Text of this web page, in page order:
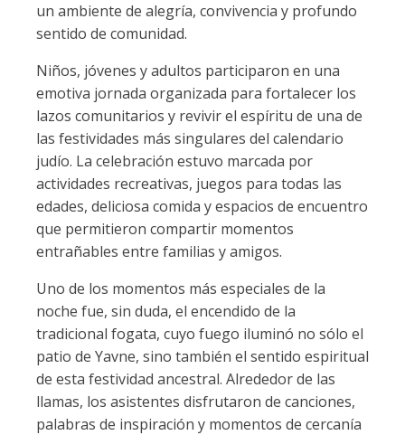
un ambiente de alegría, convivencia y profundo
sentido de comunidad.
Niños, jóvenes y adultos participaron en una
emotiva jornada organizada para fortalecer los
lazos comunitarios y revivir el espíritu de una de
las festividades más singulares del calendario
judío. La celebración estuvo marcada por
actividades recreativas, juegos para todas las
edades, deliciosa comida y espacios de encuentro
que permitieron compartir momentos
entrañables entre familias y amigos.
Uno de los momentos más especiales de la
noche fue, sin duda, el encendido de la
tradicional fogata, cuyo fuego iluminó no sólo el
patio de Yavne, sino también el sentido espiritual
de esta festividad ancestral. Alrededor de las
llamas, los asistentes disfrutaron de canciones,
palabras de inspiración y momentos de cercanía